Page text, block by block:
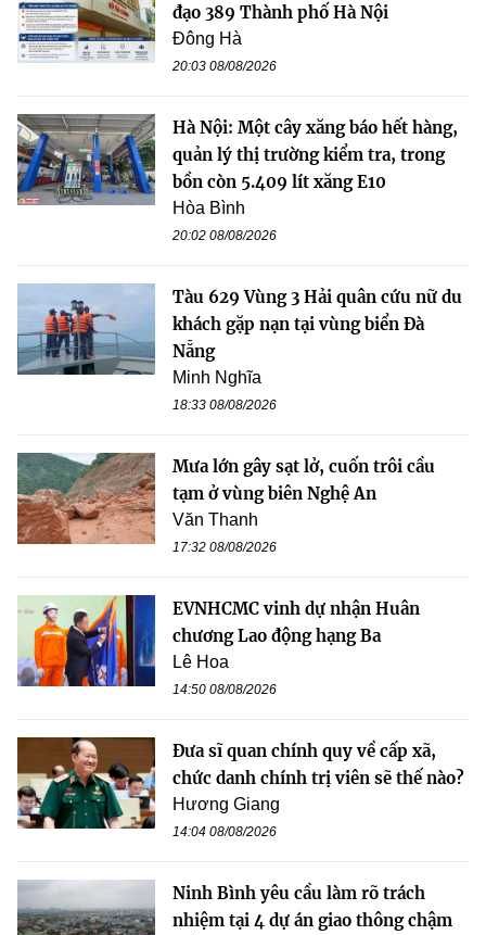
đạo 389 Thành phố Hà Nội
Đông Hà
20:03 08/08/2026
Hà Nội: Một cây xăng báo hết hàng,
quản lý thị trường kiểm tra, trong
bồn còn 5.409 lít xăng E10
Hòa Bình
20:02 08/08/2026
Tàu 629 Vùng 3 Hải quân cứu nữ du
khách gặp nạn tại vùng biển Đà
Nẵng
Minh Nghĩa
18:33 08/08/2026
Mưa lớn gây sạt lở, cuốn trôi cầu
tạm ở vùng biên Nghệ An
Văn Thanh
17:32 08/08/2026
EVNHCMC vinh dự nhận Huân
chương Lao động hạng Ba
Lê Hoa
14:50 08/08/2026
Đưa sĩ quan chính quy về cấp xã,
chức danh chính trị viên sẽ thế nào?
Hương Giang
14:04 08/08/2026
Ninh Bình yêu cầu làm rõ trách
nhiệm tại 4 dự án giao thông chậm